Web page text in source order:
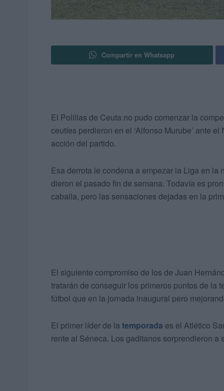
Compartir en Whatsapp
El Polillas de Ceuta no pudo comenzar la
ceutíes perdieron en el ‘Alfonso Murube’ ante
acción del partido.
Esa derrota le condena a empezar la Liga en
dieron el pasado fin de semana. Todavía es
caballa, pero las sensaciones dejadas en la
El siguiente compromiso de los de Juan
tratarán de conseguir los primeros puntos de la
fútbol que en la jornada inaugural pero
El primer líder de la temporada es el Atlético
rente al Séneca. Los gaditanos sorprendieron